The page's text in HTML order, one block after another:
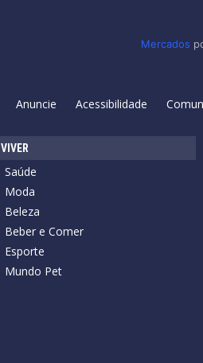
Mercados
Anuncie Acessibilidade
VIVER
Saúde
Moda
Beleza
Beber e Comer
Esporte
Mundo Pet